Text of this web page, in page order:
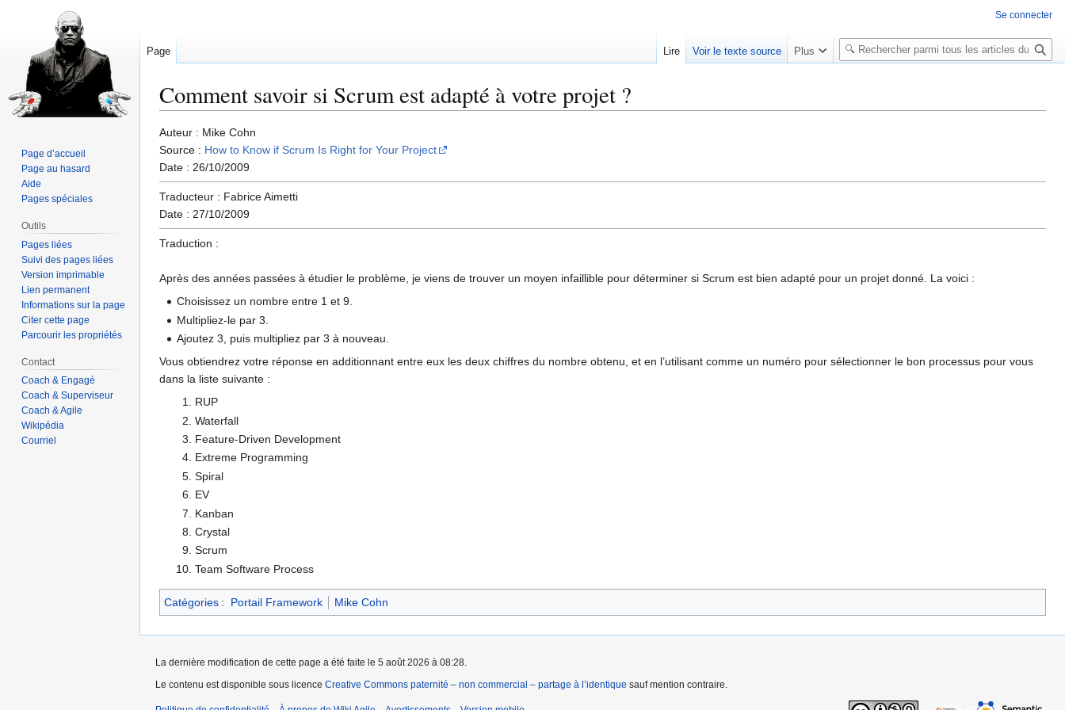
Comment savoir si Scrum est adapté à votre projet ?
Aller
à
la
navigation
Aller
à
la
recherche
Auteur : Mike Cohn
Source : How to Know if Scrum Is Right for Your Project
Date : 26/10/2009
Traducteur : Fabrice Aimetti
Date : 27/10/2009
Traduction :
Après des années passées à étudier le problème, je viens de trouver un moyen infaillible pour déterminer si Scrum est bien adapté pour un projet donné. La voici :
Choisissez un nombre entre 1 et 9.
Multipliez-le par 3.
Ajoutez 3, puis multipliez par 3 à nouveau.
Vous obtiendrez votre réponse en additionnant entre eux les deux chiffres du nombre obtenu, et en l’utilisant comme un numéro pour sélectionner le bon processus pour vous
dans la liste suivante :
RUP
Waterfall
Feature-Driven Development
Extreme Programming
Spiral
EV
Kanban
Crystal
Scrum
Team Software Process
Catégories : Portail Framework Mike Cohn
Se connecter
Page Lire Voir le texte source Plus
R
e
e
Page d’accueil
Page au hasard
Aide
Pages spéciales
Outils
Pages liées
Suivi des pages liées
Version imprimable
Lien permanent
Informations sur la page
Citer cette page
Parcourir les propriétés
Contact
Coach & Engagé
Coach & Superviseur
Coach & Agile
Wikipédia
Courriel
La dernière modification de cette page a été faite le 5 août 2026 à 08:28.
Le contenu est disponible sous licence Creative Commons paternité – non commercial – partage à l’identique sauf mention contraire.